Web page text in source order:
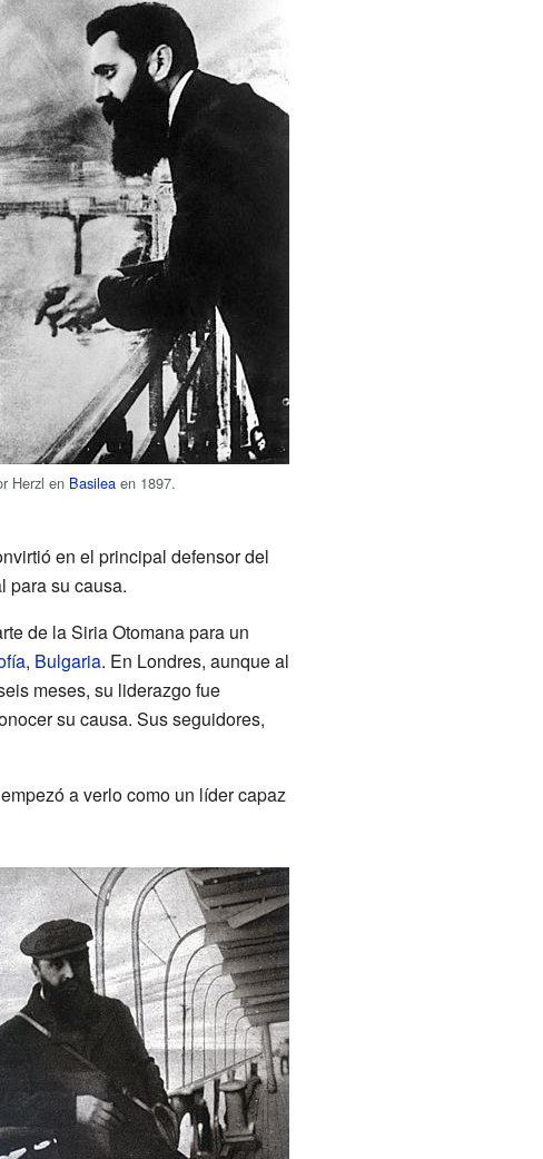
Herzl en Basilea en 1897.
en el principal defensor del
para su causa.
de la Siria Otomana para un
, Bulgaria. En Londres, aunque al
meses, su liderazgo fue
su causa. Sus seguidores,
a verlo como un líder capaz